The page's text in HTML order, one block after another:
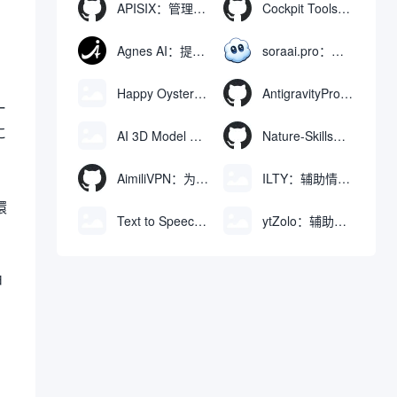
APISIX：管理和代理API及大模型流量的高性能网关 Cockpit Tools：管理多个AI编程IDE账号与配置多开独立实例的本地桌面应用
Agnes AI：提供全模态模型免费API、支持图文视频生成与复杂工程执行的智能体平台 soraai.pro：支持多模型文字转视频和图像生成的在线创作工具
Happy Oyster AI：生成可交互式3D虚拟世界与视频的大模型 AntigravityProxyLauncher：免TUN全局代理使用Antigravity IDE
AI 3D Model Generator：通过文本和图像快速生成3D模型的在线工具 Nature-Skills：辅助撰写学术论文和绘制科研图表的智能体插件
AimiliVPN：为Linux提供纯净出站家庭IP的VPN代理网关 ILTY：辅助情绪疏导与提供行动建议的AI陪伴工具
Text to Speech AI：支持多说话人与情感控制的文字转语音工具 ytZolo：辅助创建和优化YouTube视频内容的生成工具